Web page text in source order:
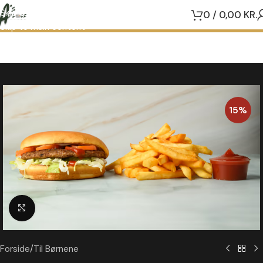
Skip to navigation
Skip to main content
0 / 0,00 KR.
15%
Klik for at forstørre
Forside/Til Børnene